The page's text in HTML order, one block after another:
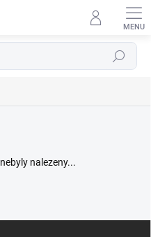
Hledat
nebyly nalezeny...